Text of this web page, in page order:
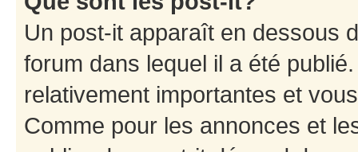
Un post-it apparaît en dessous
forum dans lequel il a été
relativement importantes et
Comme pour les annonces et